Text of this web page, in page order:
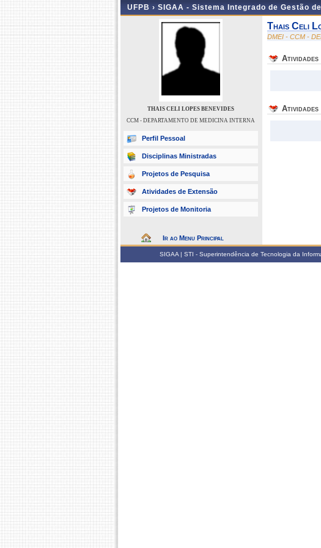
UFPB › SIGAA - Sistema Integrado de Gestão
THAIS CELI LOPES BENEVIDES
CCM - DEPARTAMENTO DE MEDICINA INTERNA
Perfil Pessoal
Disciplinas Ministradas
Projetos de Pesquisa
Atividades de Extensão
Projetos de Monitoria
Ir ao Menu Principal
Thais Celi
DMEI - CCM -
Atividades
SIGAA | STI - Superintendência de Tecnologia da